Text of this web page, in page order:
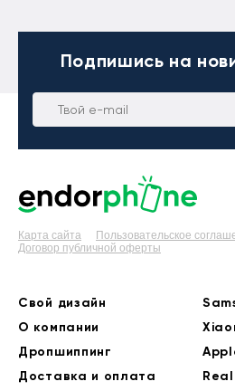
Подпишись на
Карта сайта
Пользовательское
Договор публичной оферты
Свой дизайн
О компании
Дропшиппинг
Доставка и оплата